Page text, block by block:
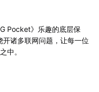
Pocket》乐趣的底层保
开诸多联网问题，让每一位
中。